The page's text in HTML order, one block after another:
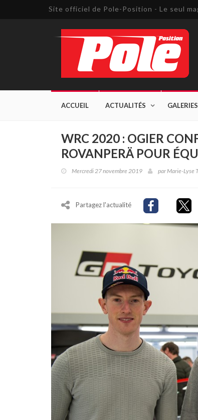
Site officiel de Pole-Position - Le seul
ACCUEIL ACTUALITÉS
WRC 2020 : OGIER
ROVANPERÄ POUR
Mercredi 27 novembre 2019 parMarie-Lyse
Partagez l'actualité